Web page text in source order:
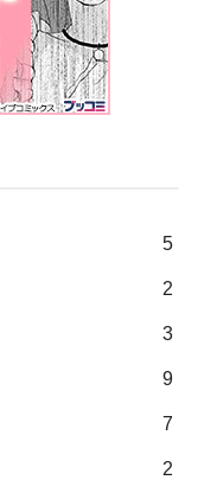
5
2
3
9
7
2